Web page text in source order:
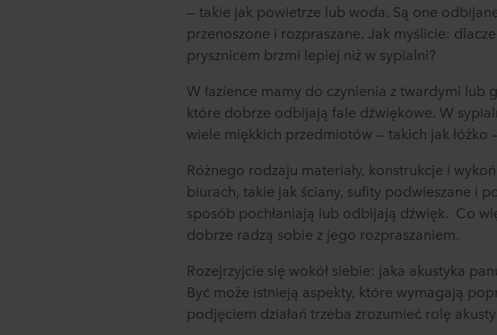
— takie jak powietrze lub woda. Są one
przenoszone i rozpraszane. Jak myślicie:
prysznicem brzmi lepiej niż w sypialni?
W łazience mamy do czynienia z twardymi lub
które dobrze odbijają fale dźwiękowe. W
wiele miękkich przedmiotów — takich jak łóżko
Różnego rodzaju materiały, konstrukcje i
biurach, takie jak ściany, sufity podwieszane i
sposób pochłaniają lub odbijają dźwięk. Co
dobrze radzą sobie z jego rozpraszaniem.
Rozejrzyjcie się wokół siebie: jaka akustyka
Być może istnieją aspekty, które wymagają
podjęciem działań trzeba zrozumieć rolę